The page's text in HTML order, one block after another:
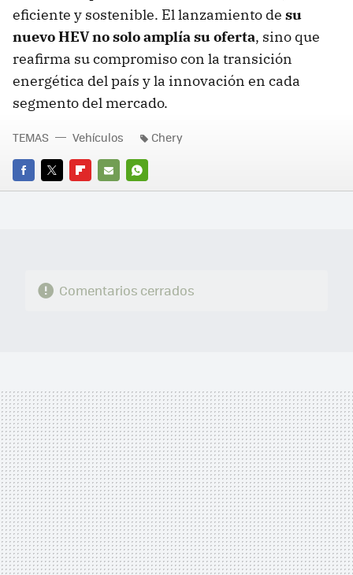
eficiente y sostenible. El lanzamiento de su
nuevo HEV no solo amplía su oferta, sino que
reafirma su compromiso con la transición
energética del país y la innovación en cada
segmento del mercado.
FACEBOOK
TWITTERFLIPBOARD
E-
WHATSAPP
TEMAS Vehículos Chery
Comentarios cerrados